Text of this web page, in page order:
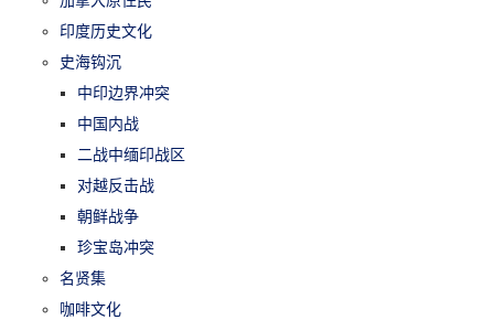
印度历史文化
史海钩沉
中印边界冲突
中国内战
二战中缅印战区
对越反击战
朝鲜战争
珍宝岛冲突
名贤集
咖啡文化